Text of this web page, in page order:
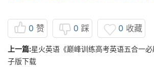
0 赞 0 踩 0 收藏
上一篇:星火英语《巅峰训练高考英语五合一
子版下载